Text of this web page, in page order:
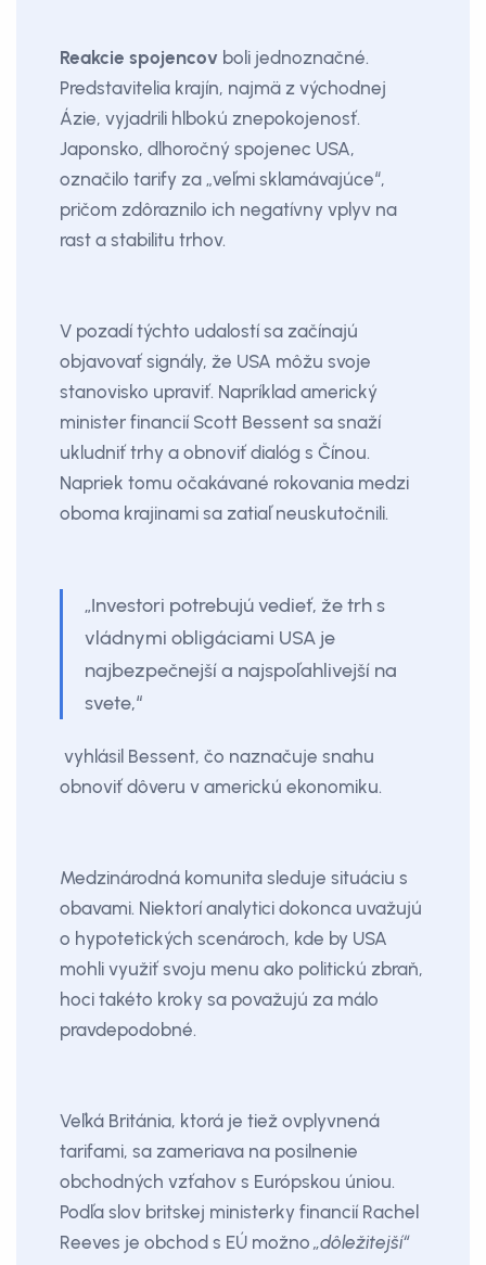
Reakcie spojencov boli jednoznačné.
Predstavitelia krajín, najmä z východnej
Ázie, vyjadrili hlbokú znepokojenosť.
Japonsko, dlhoročný spojenec USA,
označilo tarify za „veľmi sklamávajúce“,
pričom zdôraznilo ich negatívny vplyv na
rast a stabilitu trhov.
V pozadí týchto udalostí sa začínajú
objavovať signály, že USA môžu svoje
stanovisko upraviť. Napríklad americký
minister financií Scott Bessent sa snaží
ukludniť trhy a obnoviť dialóg s Čínou.
Napriek tomu očakávané rokovania medzi
oboma krajinami sa zatiaľ neuskutočnili.
„Investori potrebujú vedieť, že trh s
vládnymi obligáciami USA je
najbezpečnejší a najspoľahlivejší na
svete,“
vyhlásil Bessent, čo naznačuje snahu
obnoviť dôveru v americkú ekonomiku.
Medzinárodná komunita sleduje situáciu s
obavami. Niektorí analytici dokonca uvažujú
o hypotetických scenároch, kde by USA
mohli využiť svoju menu ako politickú zbraň,
hoci takéto kroky sa považujú za málo
pravdepodobné.
Veľká Británia, ktorá je tiež ovplyvnená
tarifami, sa zameriava na posilnenie
obchodných vzťahov s Európskou úniou.
Podľa slov britskej ministerky financií Rachel
Reeves je obchod s EÚ možno„dôležitejší“